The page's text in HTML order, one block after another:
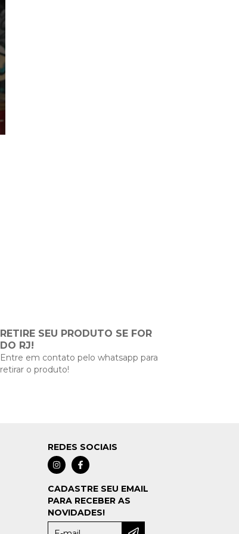
RETIRE SEU PRODUTO SE FOR
DO RJ!
Entre em contato pelo whatsapp para
retirar o produto!
REDES SOCIAIS
CADASTRE SEU EMAIL
PARA RECEBER AS
NOVIDADES!